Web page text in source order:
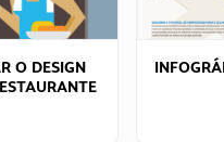
O DESIGN